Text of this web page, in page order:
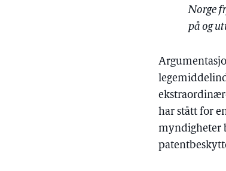
Norge
på og
har stått for
myndigheter